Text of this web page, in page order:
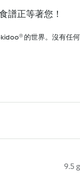
譜正等著您！
的世界。沒有任何
9.5 g